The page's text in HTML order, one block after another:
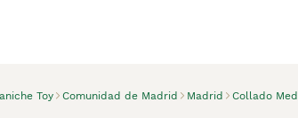
Toy Comunidad de Madrid Madrid Collado